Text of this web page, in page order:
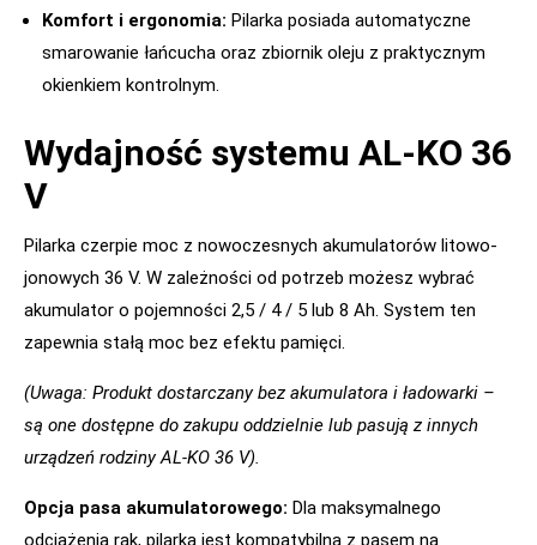
Komfort i ergonomia: Pilarka posiada automatyczne
smarowanie łańcucha oraz zbiornik oleju z praktycznym
okienkiem kontrolnym.
Wydajność systemu AL-KO 36
V
Pilarka czerpie moc z nowoczesnych akumulatorów litowo-
jonowych 36 V. W zależności od potrzeb możesz wybrać
akumulator o pojemności 2,5 / 4 / 5 lub 8 Ah. System ten
zapewnia stałą moc bez efektu pamięci.
(Uwaga: Produkt dostarczany bez akumulatora i ładowarki –
są one dostępne do zakupu oddzielnie lub pasują z innych
urządzeń rodziny AL-KO 36 V).
Opcja pasa akumulatorowego: Dla maksymalnego
odciążenia rąk, pilarka jest kompatybilna z pasem na